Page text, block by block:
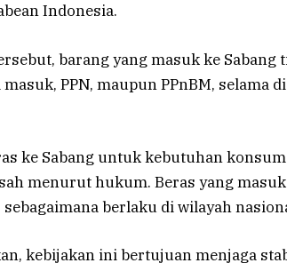
Indonesia.
barang yang masuk ke
masuk, PPN, maupun PPnBM, selama
ke Sabang untuk kebutuhan
menurut hukum. Beras yang
berlaku di wilayah
kebijakan ini bertujuan menjaga